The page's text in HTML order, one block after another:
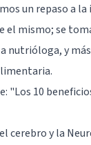
un repaso a
el mismo; se
nutrióloga, y
"Los 10
cerebro y la